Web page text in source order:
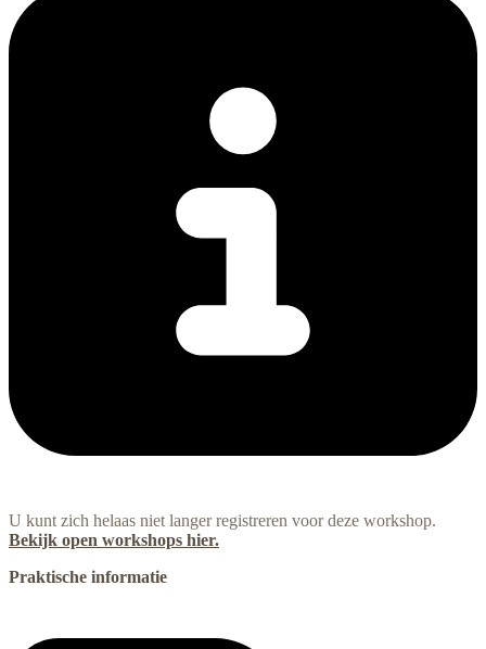
U kunt zich helaas niet langer registreren voor deze workshop.
Bekijk open workshops hier.
Praktische informatie